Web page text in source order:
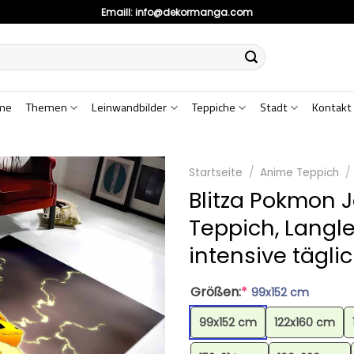
Emaill:info@dekormanga.com
Themen Leinwandbilder Teppiche Stadt Kontakt
Startseite / Anime Teppich /
Blitza Pokmon
Teppich,
intensive
Größen:* 99x152 cm
99x152 cm
122x160 cm